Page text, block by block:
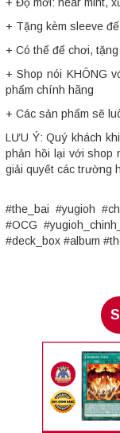
+ Tặng kèm sleeve
+ Có thể để chơi,
+ Shop nói KHÔNG
phẩm chính hãng
+ Các sản phẩm sẽ
LƯU Ý: Quý khách
phản hồi lại với shop
giải quyết các trường
#the_bai #yugioh
#OCG
#deck_box #album